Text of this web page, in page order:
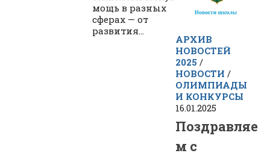
мощь в разных
сферах — от
развития...
АРХИВ
НОВОСТЕЙ
2025 /
НОВОСТИ /
ОЛИМПИАДЫ
И КОНКУРСЫ
16.01.2025
Поздравляе
м с